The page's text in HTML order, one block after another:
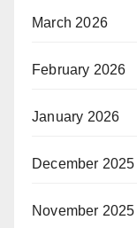
March 2026
February 2026
January 2026
December 2025
November 2025